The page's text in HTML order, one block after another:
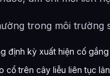
trong môi trường
định kỳ xuất hiện cố
cổ trên cây liễu liên tục